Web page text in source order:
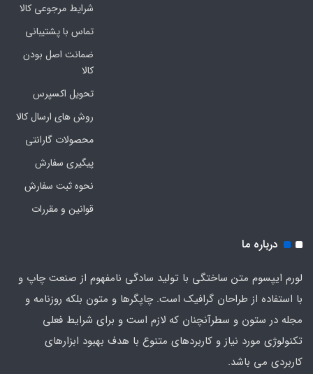
شرایط مرجوعی کالا
تماس با پشتیبانی
ضمانت اصل بودن
کالا
تحویل اکسپرس
روش های ارسال کالا
محصولات گارانتی
پیگیری سفارش
نحوه ثبت سفارش
قوانین و مقررات
درباره ما
لورم ایپسوم متن ساختگی با تولید سادگی نامفهوم از صنعت چاپ و
با استفاده از طراحان گرافیک است. چاپگرها و متون بلکه روزنامه و
مجله در ستون و سطرآنچنان که لازم است و برای شرایط فعلی
تکنولوژی مورد نیاز و کاربردهای متنوع با هدف بهبود ابزارهای
کاربردی می باشد.